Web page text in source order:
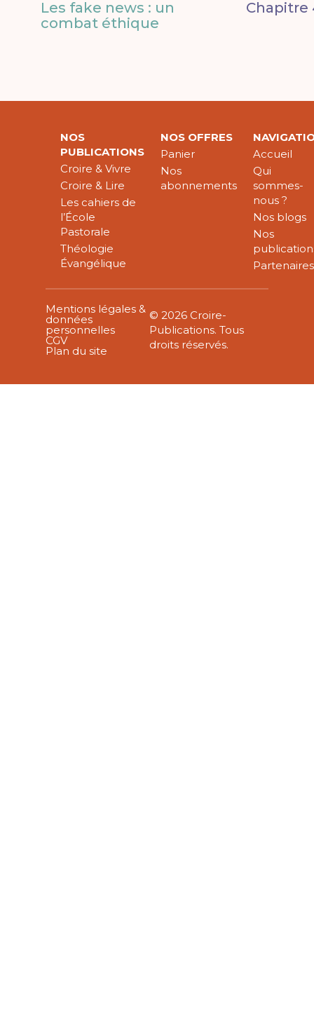
Les fake news : un
combat éthique
Chapitre
NOS
PUBLICATIONS
Croire & Vivre
Croire & Lire
Les cahiers de
l’École
Pastorale
Théologie
Évangélique
NOS OFFRES
Panier
Nos
abonnements
Accueil
Qui
sommes-
nous ?
Nos blogs
Nos
Partenaires
Mentions légales &
données
personnelles
CGV
Plan du site
© 2026 Croire-
Publications. Tous
droits réservés.